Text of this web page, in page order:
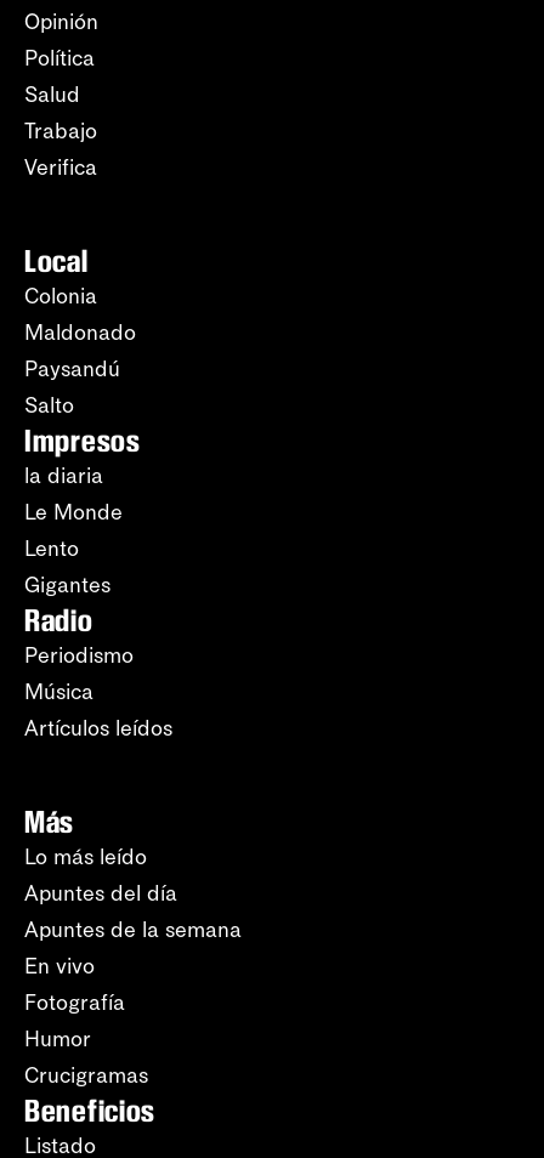
Opinión
Política
Salud
Trabajo
Verifica
Local
Colonia
Maldonado
Paysandú
Salto
Impresos
la diaria
Le Monde
Lento
Gigantes
Radio
Periodismo
Música
Artículos leídos
Más
Lo más leído
Apuntes del día
Apuntes de la semana
En vivo
Fotografía
Humor
Crucigramas
Beneficios
Listado